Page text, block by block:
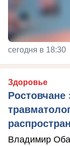
сегодня в 18:30
Здоровье
Владимир